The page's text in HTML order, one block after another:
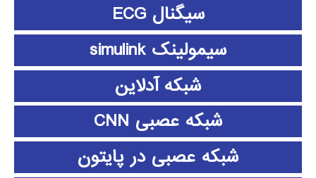
سیگنال ECG
سیمولینک simulink
شبکه آدلاین
شبکه عصبی CNN
شبکه عصبی در پایتون